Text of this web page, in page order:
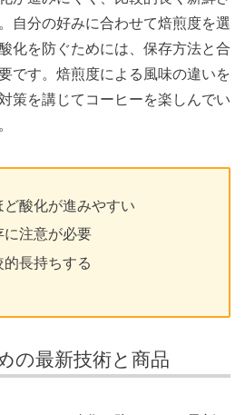
自分の好みに合わせて焙煎度を選
化を防ぐためには、保存方法と合
です。焙煎度による風味の違いを
策を講じてコーヒーを楽しんでい
酸化が進みやすい
に注意が必要
長持ちする
の最新技術と商品